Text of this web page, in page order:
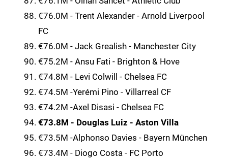
€76.0M - Trent Alexander - Arnold Liverpool
FC
€76.0M - Jack Grealish - Manchester City
€75.2M - Ansu Fati - Brighton & Hove
€74.8M - Levi Colwill - Chelsea FC
€74.5M -Yerémi Pino - Villarreal CF
€74.2M -Axel Disasi - Chelsea FC
€73.8M - Douglas Luiz - Aston Villa
€73.5M -Alphonso Davies - Bayern München
€73.4M - Diogo Costa - FC Porto